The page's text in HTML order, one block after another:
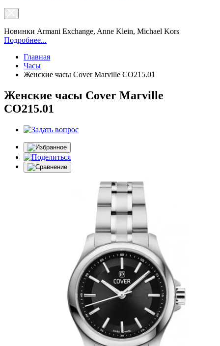
Новинки Armani Exchange, Anne Klein, Michael Kors
Подробнее...
Главная
Часы
Женские часы Cover Marville CO215.01
Женские часы Cover Marville
CO215.01